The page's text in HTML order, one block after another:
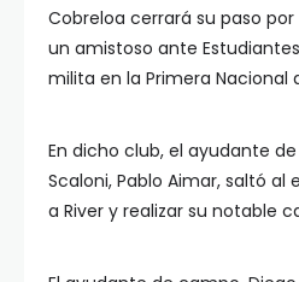
Cobreloa cerrará su paso
un amistoso ante
milita en la Primera Nacional
En dicho club, el ayudante
Scaloni, Pablo Aimar, saltó al
a River y realizar su notable